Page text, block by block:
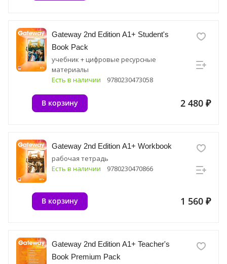
Gateway 2nd Edition A1+ Student's
Book Pack
учебник + цифровые ресурсные
материалы
Есть в наличии
9780230473058
2 480 ₽
В корзину
Gateway 2nd Edition A1+ Workbook
рабочая тетрадь
Есть в наличии
9780230470866
1 560 ₽
В корзину
Gateway 2nd Edition A1+ Teacher's
Book Premium Pack